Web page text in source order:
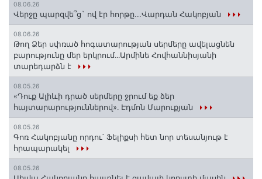
08.06.26
Վերջը պարզվե՞ց` ով էր հորթը...Վարդան Հակոբյան
08.06.26
Թող Ձեր սփռած հոգատարության սերմերը ավելացնեն
բարությունը մեր երկրում․․․Արմինե Հովհաննիսյանի
տարեդարձն է
08.05.26
«Դուք Ալիևի դրած սերմերը ջրում եք ձեր
հայտարարություններով»․ Էդմոն Մարուքյան
08.05.26
Գոռ Հակոբյանը որդու՝ Ֆելիքսի հետ նոր տեսանյութ է
հրապարակել
08.05.26